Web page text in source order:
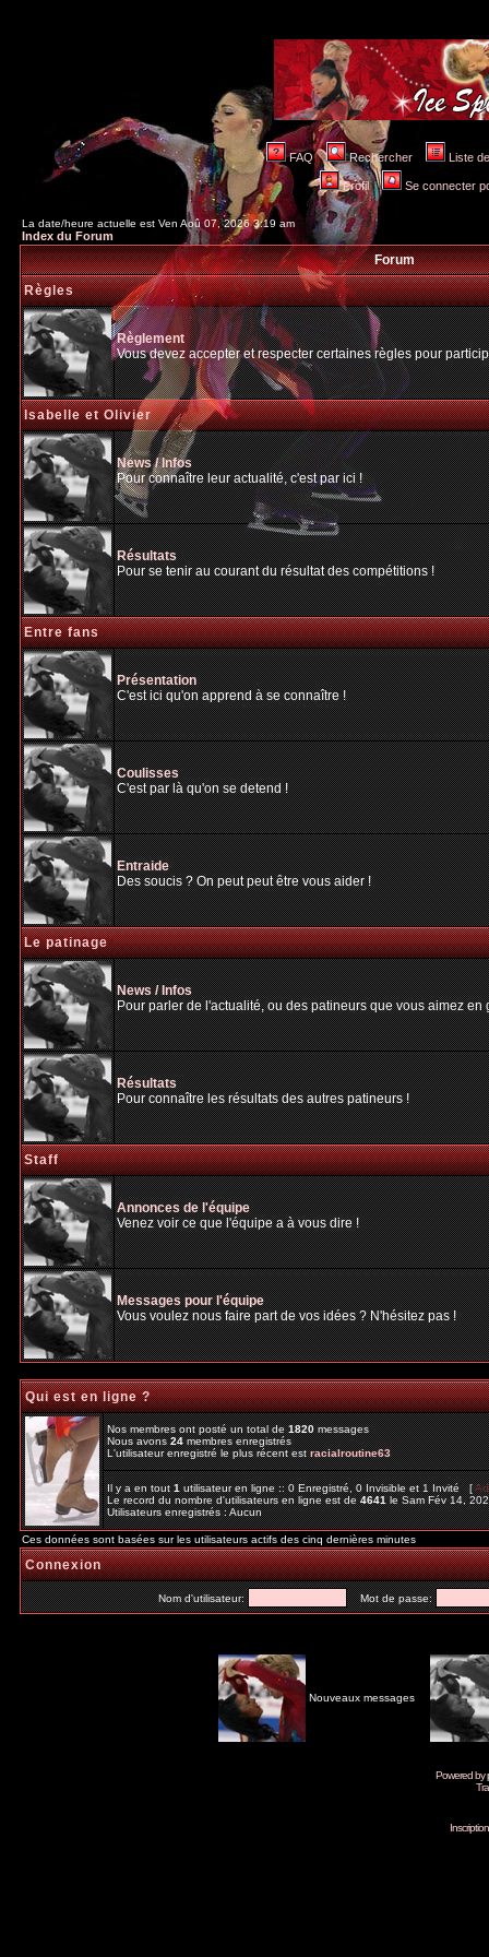
FAQ Rechercher Liste
Profil Se connecter
La date/heure actuelle est Ven Aoû 07, 2026 3:19 am
Index du Forum
Forum
Règles
Règlement
Vous devez accepter et respecter certaines règles pour
Isabelle et Olivier
News / Infos
Pour connaître leur actualité, c'est par ici !
Résultats
Pour se tenir au courant du résultat des compétitions !
Entre fans
Présentation
C'est ici qu'on apprend à se connaître !
Coulisses
C'est par là qu'on se detend !
Entraide
Des soucis ? On peut peut être vous aider !
Le patinage
News / Infos
Pour parler de l'actualité, ou des patineurs que vous aimez
Résultats
Pour connaître les résultats des autres patineurs !
Staff
Annonces de l'équipe
Venez voir ce que l'équipe a à vous dire !
Messages pour l'équipe
Vous voulez nous faire part de vos idées ? N'hésitez pas !
Qui est en ligne ?
Nos membres ont posté un total de1820messages
Nous avons24membres enregistrés
L'utilisateur enregistré le plus récent estracialroutine63
Il y a en tout1utilisateur en ligne :: 0 Enregistré, 0 Invisible et 1 Invité [
Le record du nombre d'utilisateurs en ligne est de4641le Sam Fév 14,
Utilisateurs enregistrés : Aucun
Ces données sont basées sur les utilisateurs actifs des cinq dernières minutes
Connexion
Nom d'utilisateur: Mot de passe:
Nouveaux messages
Powered by